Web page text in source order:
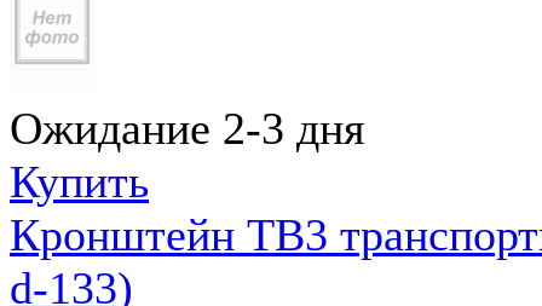
Ожидание 2-3 дня
Купить
Кронштейн ТВ3
d-133)